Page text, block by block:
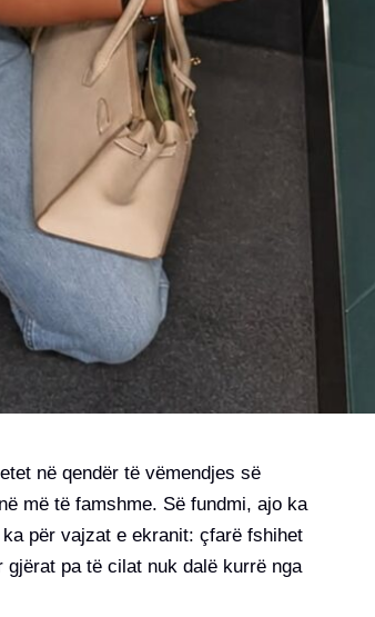
në qendër të vëmendjes së
më të famshme. Së fundmi, ajo ka
për vajzat e ekranit: çfarë fshihet
pa të cilat nuk dalë kurrë nga